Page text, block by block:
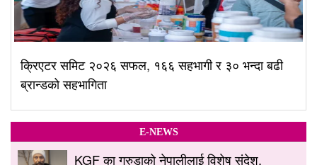
क्रिएटर समिट २०२६ सफल, १६६ सहभागी र ३० भन्दा बढी
ब्रान्डको सहभागिता
E-NEWS
KGF का गरुडाको नेपालीलाई विशेष संदेश,